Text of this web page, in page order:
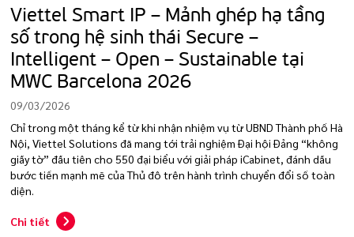
Viettel Smart IP – Mảnh ghép hạ tầng
số trong hệ sinh thái Secure –
Intelligent – Open – Sustainable tại
MWC Barcelona 2026
09/03/2026
Chỉ trong một tháng kể từ khi nhận nhiệm vụ từ UBND Thành phố Hà
Nội, Viettel Solutions đã mang tới trải nghiệm Đại hội Đảng “không
giấy tờ” đầu tiên cho 550 đại biểu với giải pháp iCabinet, đánh dấu
bước tiến mạnh mẽ của Thủ đô trên hành trình chuyển đổi số toàn
diện.
Chi tiết